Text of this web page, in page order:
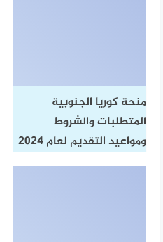
منحة كوريا الجنوبية
المتطلبات والشروط
ومواعيد التقديم لعام 2024